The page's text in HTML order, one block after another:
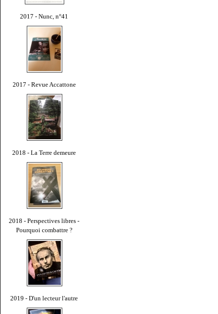
2017 - Nunc, n°41
2017 - Revue Accattone
2018 - La Terre demeure
2018 - Perspectives libres -
Pourquoi combattre ?
2019 - D'un lecteur l'autre